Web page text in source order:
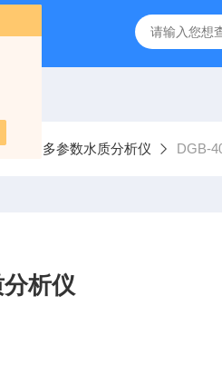
叶拓 MGC-1000P 恒温恒湿
多参数水质分析仪 DGB-
析仪